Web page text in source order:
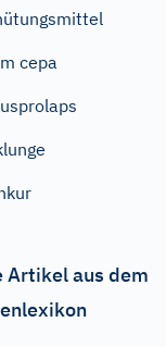
cepa
Artikel aus dem